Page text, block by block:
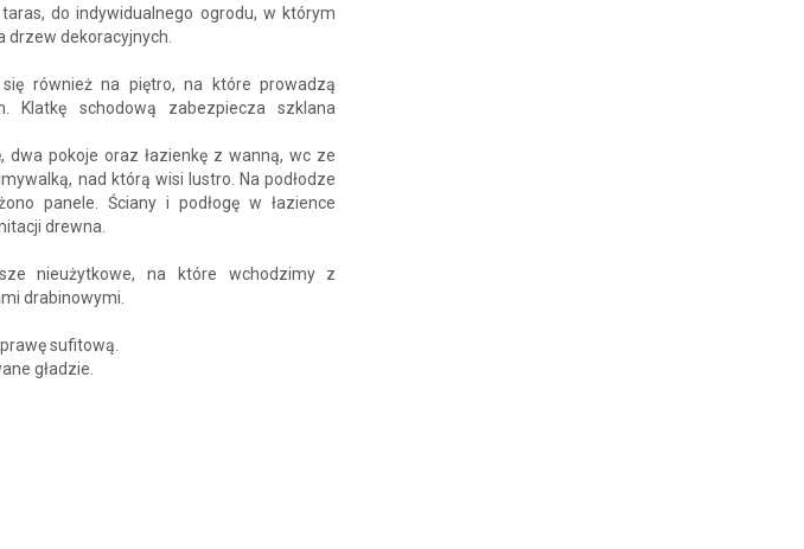
do indywidualnego ogrodu, w którym
drzew dekoracyjnych.
również na piętro, na które prowadzą
Klatkę schodową zabezpiecza szklana
pokoje oraz łazienkę z wanną, wc ze
nad którą wisi lustro. Na podłodze
panele. Ściany i podłogę w łazience
drewna.
nieużytkowe, na które wchodzimy z
drabinowymi.
sufitową.
gładzie.